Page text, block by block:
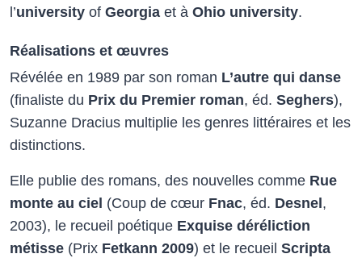
l’university of Georgia et à Ohio university.
Réalisations et œuvres
Révélée en 1989 par son roman L’autre qui danse
(finaliste du Prix du Premier roman, éd. Seghers),
Suzanne Dracius multiplie les genres littéraires et les
distinctions.
Elle publie des romans, des nouvelles comme Rue
monte au ciel (Coup de cœur Fnac, éd. Desnel ,
2003), le recueil poétique Exquise déréliction
métisse (Prix Fetkann 2009) et le recueil Scripta